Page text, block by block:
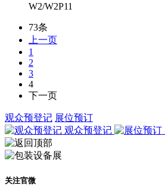
W2/W2P11
73条
上一页
1
2
3
4
下一页
观众预登记 展位预订
观众预登记
关注官微